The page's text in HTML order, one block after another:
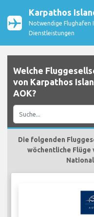
Karpathos
Notwendige Flughafen
Dienstleistungen
Welche
von Karpathos
AOK?
Die folgenden
wöchentliche Flüge